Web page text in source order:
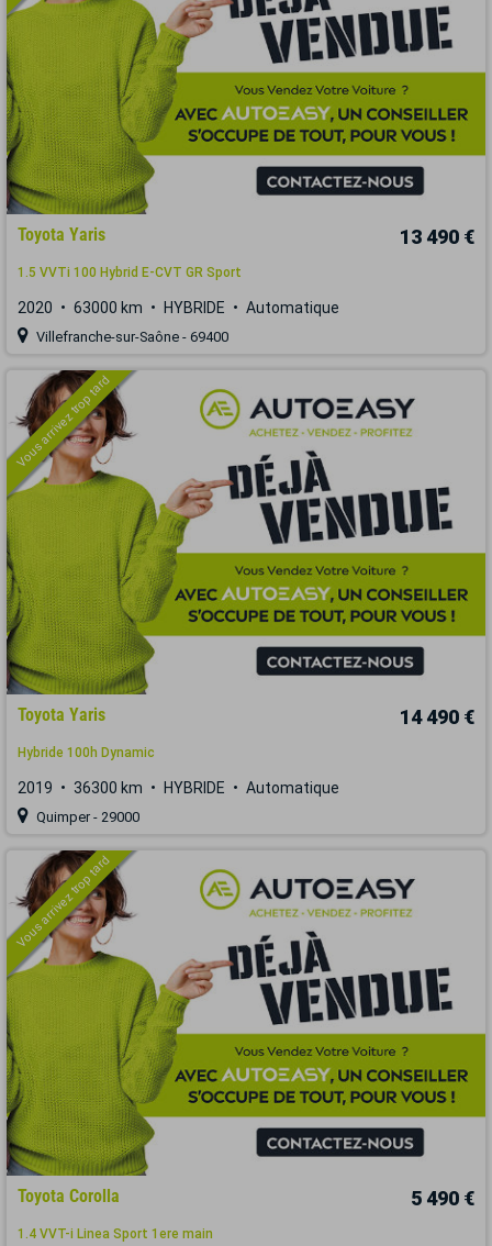
Toyota Yaris 13 490 €
1.5 VVTi 100 Hybrid E-CVT GR Sport
2020 63000 km HYBRIDE Automatique
Villefranche-sur-Saône - 69400
Vous arrivez trop tard
Toyota Yaris 14 490 €
Hybride 100h Dynamic
2019 36300 km HYBRIDE Automatique
Quimper - 29000
Vous arrivez trop tard
Toyota Corolla 5 490 €
1.4 VVT-i Linea Sport 1ere main